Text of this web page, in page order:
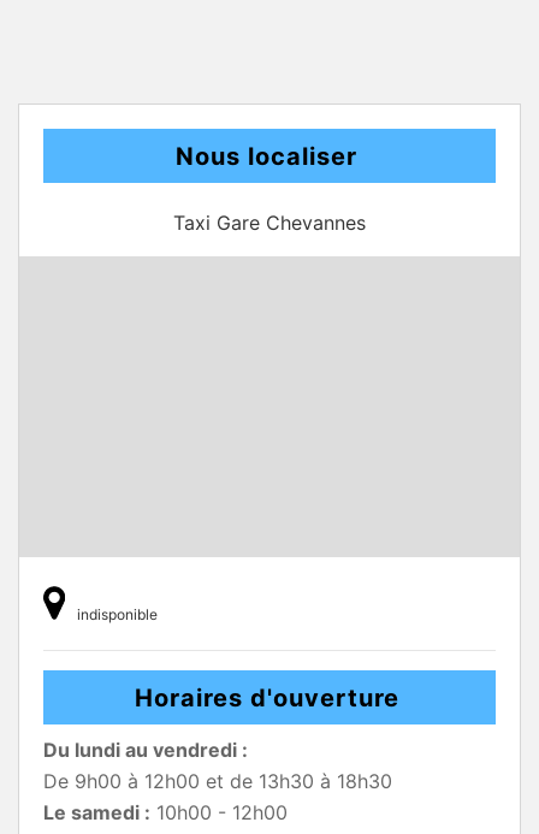
Nous localiser
Taxi Gare Chevannes
indisponible
Horaires d'ouverture
Du lundi au vendredi :
De 9h00 à 12h00 et de 13h30 à 18h30
Le samedi : 10h00 - 12h00